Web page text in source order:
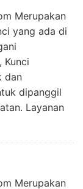
Merupakan
yang ada di
Kunci
dan
dipanggil
Layanan
Merupakan